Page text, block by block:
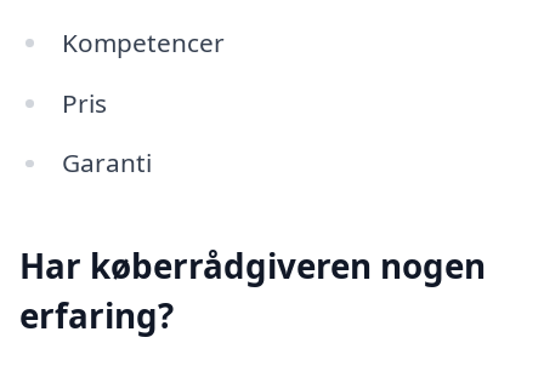
Kompetencer
Pris
Garanti
Har køberrådgiveren nogen
erfaring?